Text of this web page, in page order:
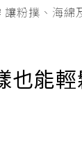
讓粉撲、海綿
也能